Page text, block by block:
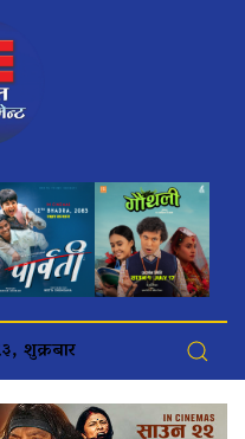
शुक्रबार